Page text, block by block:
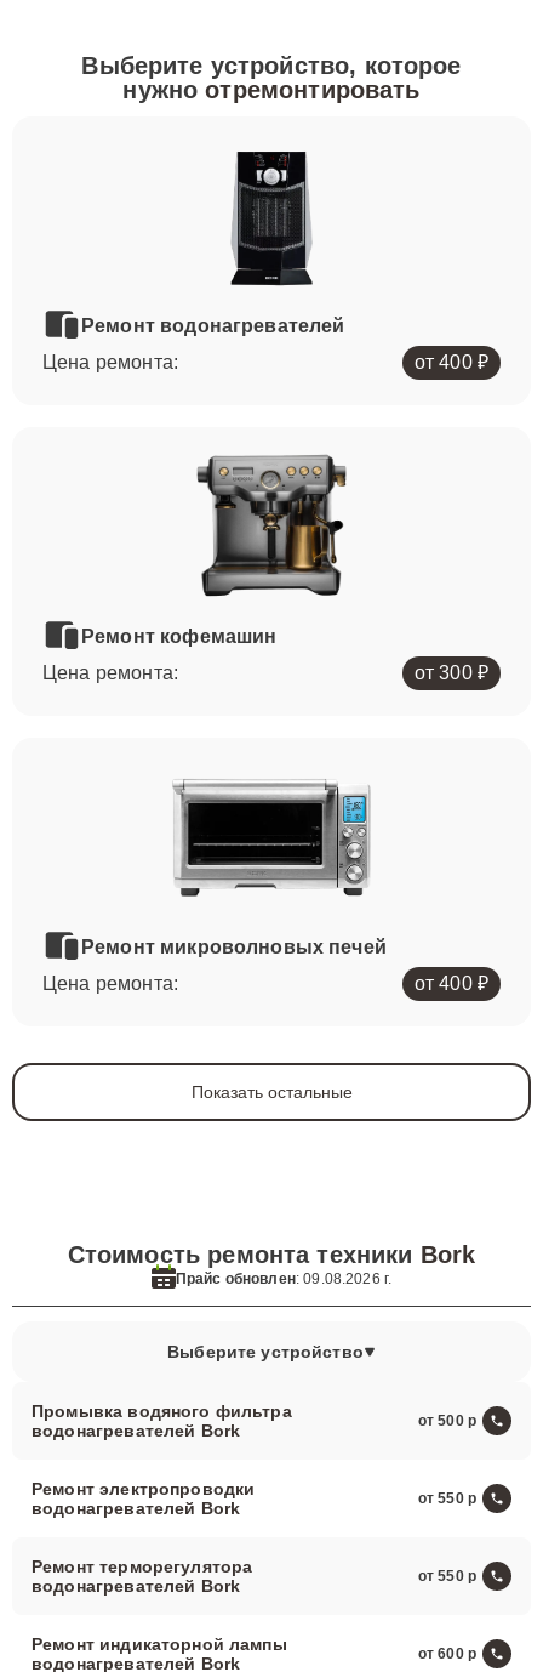
Выберите устройство, которое
нужноотремонтировать
Ремонт водонагревателей
Цена ремонта:
от 400 ₽
Ремонт кофемашин
Цена ремонта:
от 300 ₽
Ремонт микроволновых печей
Цена ремонта:
от 400 ₽
Показать остальные
Стоимость ремонта техники Bork
Прайс обновлен: 09.08.2026 г.
Выберите устройство
Промывка водяного фильтра
водонагревателей Bork
от 500
Ремонт электропроводки
водонагревателей Bork
от 550
Ремонт терморегулятора
водонагревателей Bork
от 550
Ремонт индикаторной лампы
водонагревателей Bork
от 600